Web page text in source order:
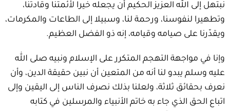
نبتهل إلى الله العزيز الحكيم أن يجعله خيرا لأئمتنا وقادتنا،
وتطهيرا لنفوسنا، ورحمة لنا، وسبيلا إلى الطاعات والمكرمات،
ويقدّرنا على صيامه وقيامه، إنه ذو الفضل العظيم.
وإنا في مواجهة التهجم المتكرر على الإسلام ونبيه صلى الله
عليه وسلم يبدو لنا أنه من المتعين أن نبين حقيقة الدين، وأن
نعرف بحقائق ثلاثة، ولعلنا بذلك نصرف الناس إلى اليقين وإلى
اتباع الحق الذي جاء به خاتم الأنبياء والمرسلين في كتابه